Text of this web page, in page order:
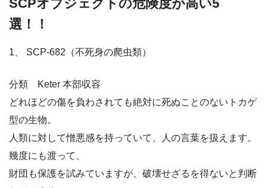
SCPオブジェクトの危険度が高い5
選！！
1、 SCP-682（不死身の爬虫類）
分類 Keter 本部収容
どれほどの傷を負わされても絶対に死ぬことのないトカゲ
型の生物。
人類に対して憎悪感を持っていて、人の言葉を扱えます。
幾度にも渡って、
財団も保護を試みていますが、破壊せざるを得ないと判断